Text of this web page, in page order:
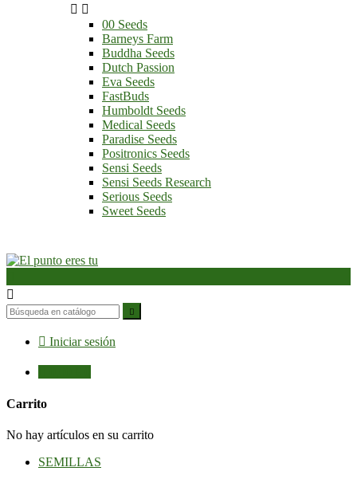
 
00 Seeds
Barneys Farm
Buddha Seeds
Dutch Passion
Eva Seeds
FastBuds
Humboldt Seeds
Medical Seeds
Paradise Seeds
Positronics Seeds
Sensi Seeds
Sensi Seeds Research
Serious Seeds
Sweet Seeds


 Iniciar sesión
Carrito
No hay artículos en su carrito
SEMILLAS